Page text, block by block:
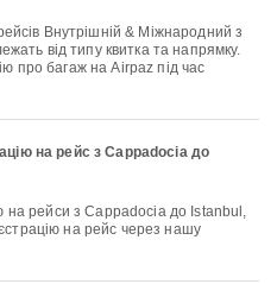
від типу квитка та напрямку.
про багаж на Airpaz під час
на рейс з Cappadocia до
на рейс через нашу